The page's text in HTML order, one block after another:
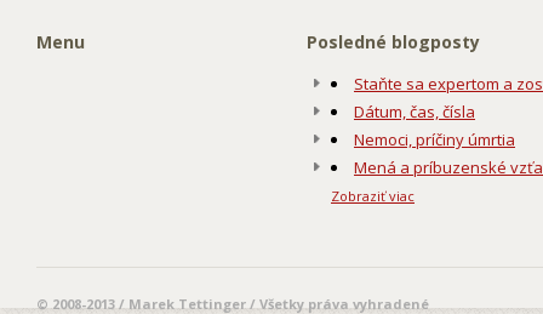
Menu Posledné blogposty
Staňte sa expertom a
Dátum, čas, čísla
Nemoci, príčiny úmrtia
Mená a príbuzenské
Zobraziť viac
© 2008-2013 / Marek Tettinger / Všetky práva vyhradené